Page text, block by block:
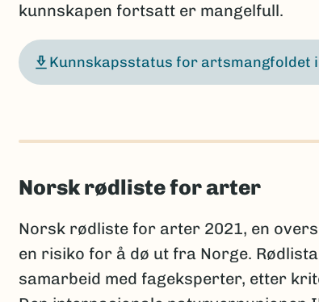
kunnskapen fortsatt er mangelfull.
Kunnskapsstatus for artsmangfoldet
Norsk rødliste for arter
Norsk rødliste for arter 2021, en
en risiko for å dø ut fra Norge.
samarbeid med fageksperter, etter